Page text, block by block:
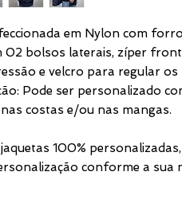
em Nylon com
02 bolsos laterais, zíper
e velcro para regular os
Pode ser personalizado
costas e/ou nas mangas.
100%
conforme a sua